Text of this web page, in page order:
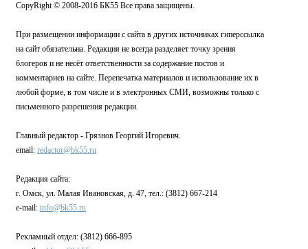
CopyRight © 2008-2016 БК55 Все права защищены.
При размещении информации с сайта в других источниках гиперссылка
на сайт обязательна. Редакция не всегда разделяет точку зрения
блогеров и не несёт ответственности за содержание постов и
комментариев на сайте. Перепечатка материалов и использование их в
любой форме, в том числе и в электронных СМИ, возможны только с
письменного разрешения редакции.
Главный редактор - Грязнов Георгий Игоревич.
email: redactor@bk55.ru
Редакция сайта:
г. Омск, ул. Малая Ивановская, д. 47, тел.: (3812) 667-214
e-mail: info@bk55.ru
Рекламный отдел: (3812) 666-895